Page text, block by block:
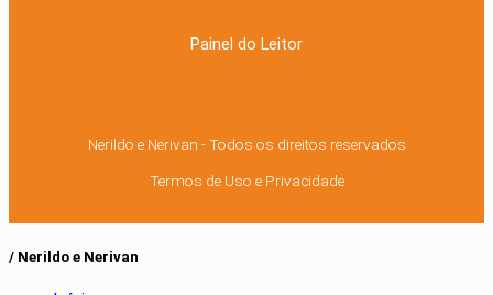
Painel do Leitor
Nerildo e Nerivan - Todos os direitos reservados
Termos de Uso e Privacidade
/ Nerildo e Nerivan